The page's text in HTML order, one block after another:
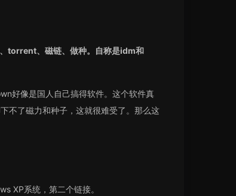
torrent、磁链、做种。自称是idm和
好像是国人自己搞得软件。这个软件真
不了磁力和种子，这就很难受了。那么这
XP系统，第二个链接。